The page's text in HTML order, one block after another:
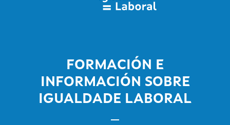
FORMACIÓN E
INFORMACIÓN SOBRE
IGUALDADE LABORAL